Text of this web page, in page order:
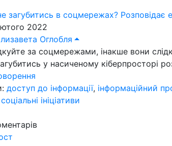
загубитись в соцмережах? Розповідає
2022
Оглобля
за соцмережами, інакше вони
у насиченому кіберпросторі
доступ до інформації, інформаційний
соціальні ініціативи